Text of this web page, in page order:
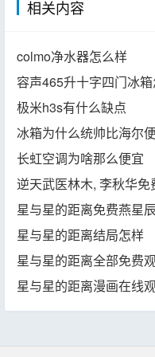
相关内容
colmo净水器怎么样
容声465升十字四门冰
极米h3s有什么缺点
冰箱为什么统帅比海尔
长虹空调为啥那么便宜
逆天武医林木, 李秋华
星与星的距离免费燕星
星与星的距离结局怎样
星与星的距离全部免费
星与星的距离漫画在线